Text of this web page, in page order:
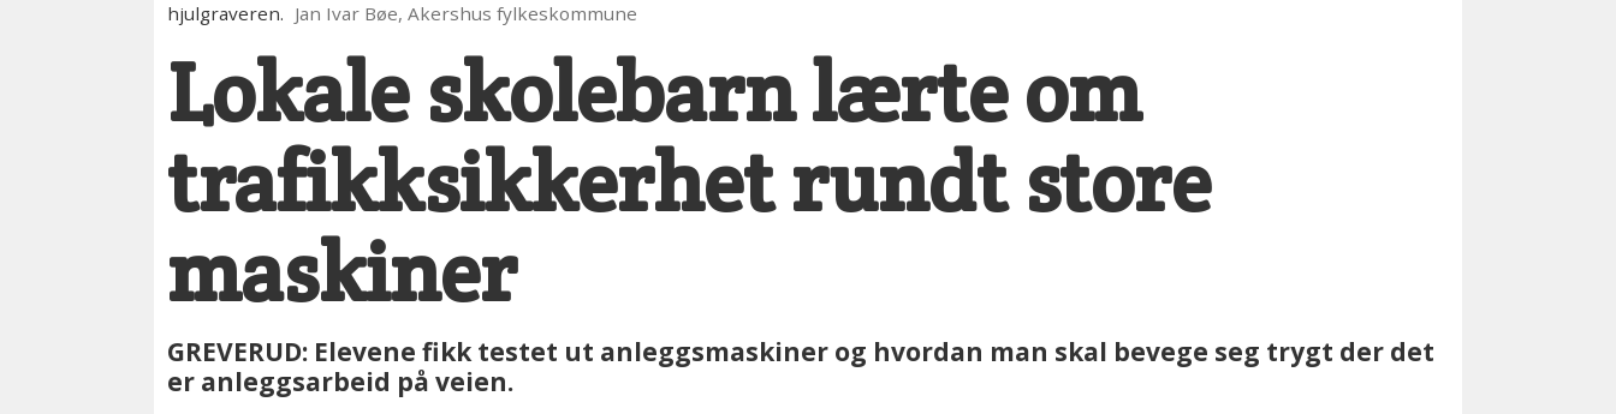
hjulgraveren. Jan Ivar Bøe, Akershus fylkeskommune
Lokale skolebarn lærte om
trafikksikkerhet rundt store
maskiner
GREVERUD: Elevene fikk testet ut anleggsmaskiner og hvordan man skal bevege seg trygt der det
er anleggsarbeid på veien.